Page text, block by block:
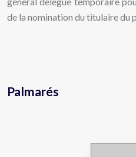
de la nomination du titulaire du
Palmarés